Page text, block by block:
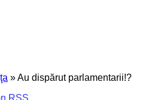
»Au dispărut parlamentarii!?